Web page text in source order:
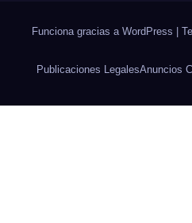
Funciona gracias a WordPress
Publicaciones LegalesAnuncios